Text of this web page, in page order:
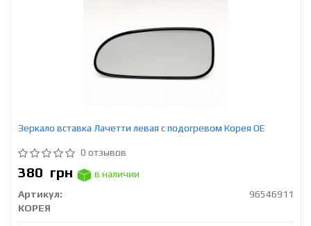
Зеркало вставка Лачетти левая с подогревом Корея ОЕ
0 отзывов
380 грн
в наличии
Артикул:
96546911
КОРЕЯ